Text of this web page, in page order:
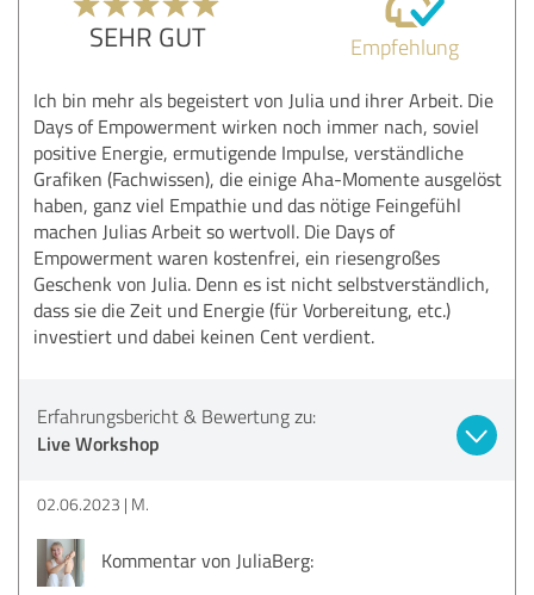
SEHR GUT Empfehlung
Ich bin mehr als begeistert von Julia und ihrer Arbeit. Die
Days of Empowerment wirken noch immer nach, soviel
positive Energie, ermutigende Impulse, verständliche
Grafiken (Fachwissen), die einige Aha-Momente ausgelöst
haben, ganz viel Empathie und das nötige Feingefühl
machen Julias Arbeit so wertvoll. Die Days of
Empowerment waren kostenfrei, ein riesengroßes
Geschenk von Julia. Denn es ist nicht selbstverständlich,
dass sie die Zeit und Energie (für Vorbereitung, etc.)
investiert und dabei keinen Cent verdient.
Erfahrungsbericht & Bewertung zu:
Live Workshop
02.06.2023 M.
Kommentar von JuliaBerg: